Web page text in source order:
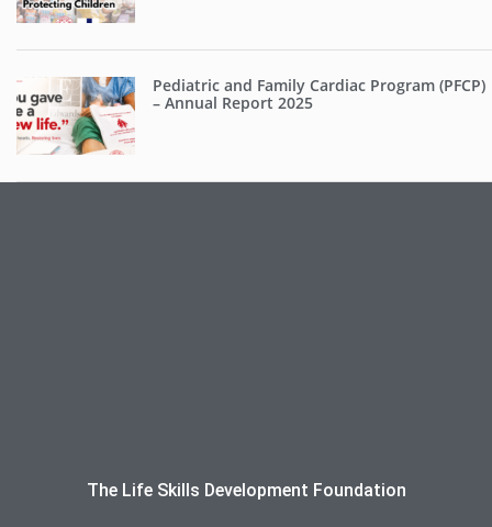
Pediatric and Family Cardiac Program (PFCP)
– Annual Report 2025
The Life Skills Development Foundation